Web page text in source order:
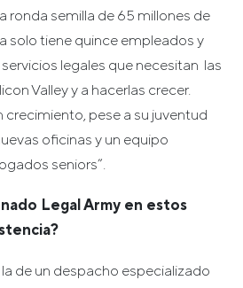
ronda semilla de 65 millones de
solo tiene quince empleados y
legales que necesitan las
Valley y a hacerlas crecer.
crecimiento, pese a su juventud
oficinas y un equipo
seniors”.
Legal Army en estos
de un despacho especializado